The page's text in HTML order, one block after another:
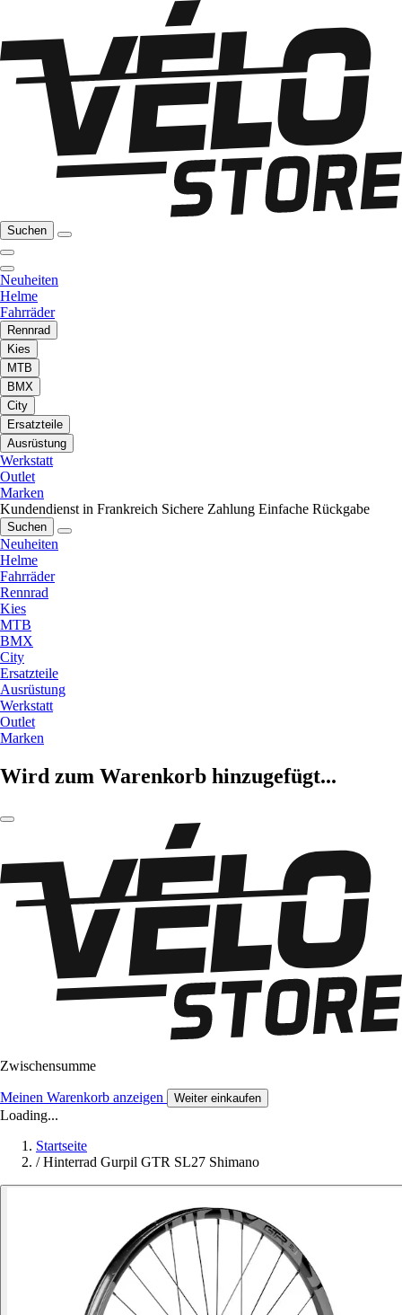
Suchen
Neuheiten
Helme
Fahrräder
Rennrad
Kies
MTB
BMX
City
Ersatzteile
Ausrüstung
Werkstatt
Outlet
Marken
Kundendienst in Frankreich Sichere Zahlung Einfache Rückgabe
Suchen
Neuheiten
Helme
Fahrräder
Rennrad
Kies
MTB
BMX
City
Ersatzteile
Ausrüstung
Werkstatt
Outlet
Marken
Wird zum Warenkorb hinzugefügt...
Zwischensumme
Meinen Warenkorb anzeigen Weiter einkaufen
Loading...
Startseite
/ Hinterrad Gurpil GTR SL27 Shimano